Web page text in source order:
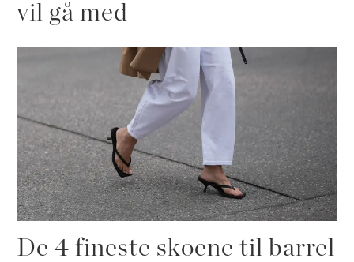
vil gå med
De 4 fineste skoene til barrel